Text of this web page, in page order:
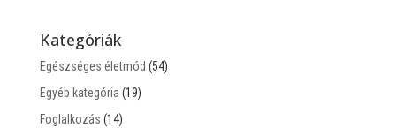
Kategóriák
Egészséges életmód (54)
Egyéb kategória (19)
Foglalkozás (14)